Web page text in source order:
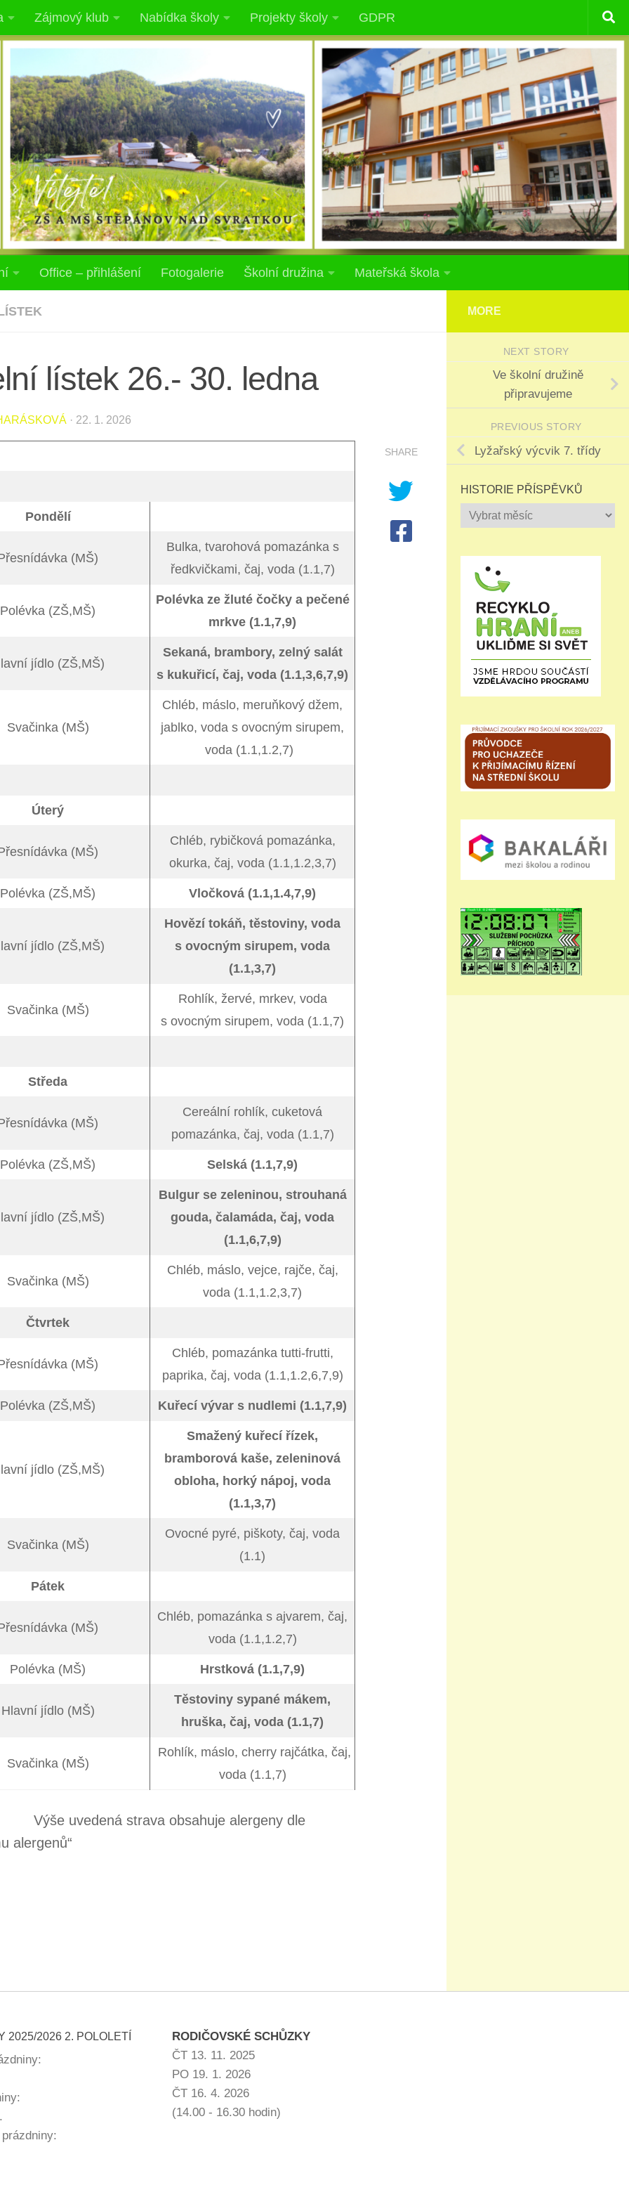
Zájmový klub Nabídka školy Projekty školy GDPR
Office – přihlášení Fotogalerie Školní družina Mateřská škola
lístek 26.- 30. ledna
· 22. 1. 2026
Pondělí
(MŠ)
Bulka, tvarohová pomazánka s
ředkvičkami, čaj, voda (1.1,7)
Polévka (ZŠ,MŠ)
Polévka ze žluté čočky a pečené
mrkve (1.1,7,9)
jídlo (ZŠ,MŠ)
Sekaná, brambory, zelný salát
s kukuřicí, čaj, voda (1.1,3,6,7,9)
Svačinka (MŠ)
Chléb, máslo, meruňkový džem,
jablko, voda s ovocným sirupem,
voda (1.1,1.2,7)
Úterý
(MŠ)
Chléb, rybičková pomazánka,
okurka, čaj, voda (1.1,1.2,3,7)
Polévka (ZŠ,MŠ) Vločková (1.1,1.4,7,9)
jídlo (ZŠ,MŠ)
Hovězí tokáň, těstoviny, voda
s ovocným sirupem, voda
(1.1,3,7)
Svačinka (MŠ)
Rohlík, žervé, mrkev, voda
s ovocným sirupem, voda (1.1,7)
Středa
(MŠ)
Cereální rohlík, cuketová
pomazánka, čaj, voda (1.1,7)
Polévka (ZŠ,MŠ) Selská (1.1,7,9)
jídlo (ZŠ,MŠ)
Bulgur se zeleninou, strouhaná
gouda, čalamáda, čaj, voda
(1.1,6,7,9)
Svačinka (MŠ)
Chléb, máslo, vejce, rajče, čaj,
voda (1.1,1.2,3,7)
Čtvrtek
(MŠ)
Chléb, pomazánka tutti-frutti,
paprika, čaj, voda (1.1,1.2,6,7,9)
Polévka (ZŠ,MŠ) Kuřecí vývar s nudlemi (1.1,7,9)
jídlo (ZŠ,MŠ)
Smažený kuřecí řízek,
bramborová kaše, zeleninová
obloha, horký nápoj, voda
(1.1,3,7)
Svačinka (MŠ)
Ovocné pyré, piškoty, čaj, voda
(1.1)
Pátek
(MŠ)
Chléb, pomazánka s ajvarem, čaj,
voda (1.1,1.2,7)
Polévka (MŠ) Hrstková (1.1,7,9)
Hlavní jídlo (MŠ)
Těstoviny sypané mákem,
hruška, čaj, voda (1.1,7)
Svačinka (MŠ)
Rohlík, máslo, cherry rajčátka, čaj,
voda (1.1,7)
strava obsahuje alergeny dle
alergenů“
SHARE
MORE
NEXT STORY
Ve školní družině
připravujeme
PREVIOUS STORY
Lyžařský výcvik 7. třídy
HISTORIE PŘÍSPĚVKŮ
Historie
příspěvků
2025/2026 2. POLOLETÍ
RODIČOVSKÉ SCHŮZKY
ČT 13. 11. 2025
PO 19. 1. 2026
ČT 16. 4. 2026
(14.00 - 16.30 hodin)